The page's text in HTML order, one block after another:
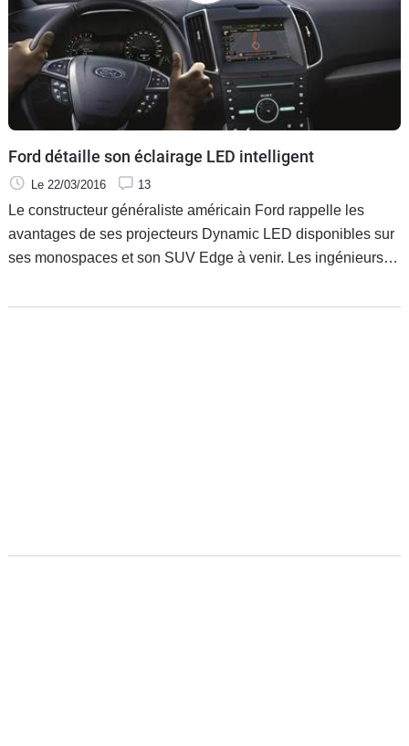
Ford détaille son éclairage LED intelligent
Le 22/03/2016 13
Le constructeur généraliste américain Ford rappelle les
avantages de ses projecteurs Dynamic LED disponibles sur
ses monospaces et son SUV Edge à venir. Les ingénieurs
système à LED capable d'éclairer puissamment la chaussée